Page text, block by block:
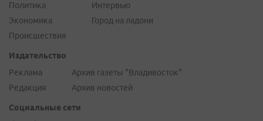
Политика
Экономика
Происшествия
Интервью
Город на ладони
Издательство
Реклама
Редакция
Архив газеты "Владивосток"
Архив новостей
Социальные сети